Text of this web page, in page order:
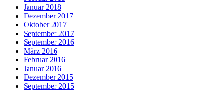
Januar 2018
Dezember 2017
Oktober 2017
September 2017
September 2016
März 2016
Februar 2016
Januar 2016
Dezember 2015
September 2015